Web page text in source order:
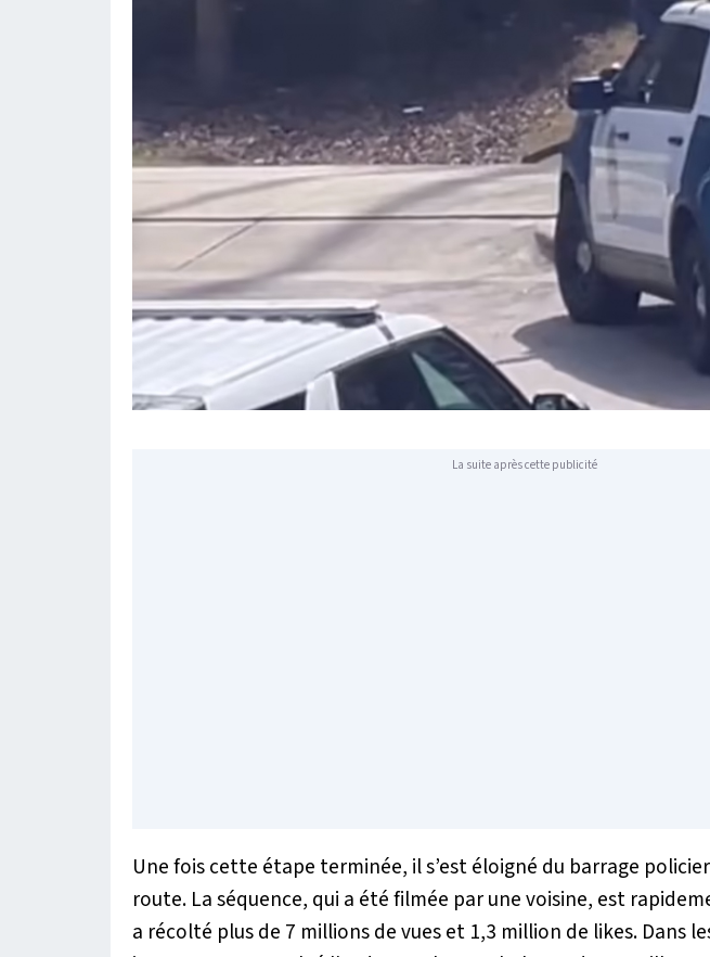
La suite après cette publicité
Une fois cette étape terminée, il s’est éloigné du barrage
route. La séquence, qui a été filmée par une voisine, est
a récolté plus de 7 millions de vues et 1,3 million de likes. Dans